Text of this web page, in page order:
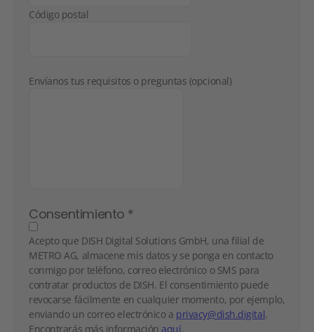
Código postal
Envíanos tus requisitos o preguntas (opcional)
Consentimiento *
Acepto que DISH Digital Solutions GmbH, una filial de
METRO AG, almacene mis datos y se ponga en contacto
conmigo por teléfono, correo electrónico o SMS para
contratar productos de DISH. El consentimiento puede
revocarse fácilmente en cualquier momento, por ejemplo,
enviando un correo electrónico a privacy@dish.digital.
Encontrarás más información aquí.